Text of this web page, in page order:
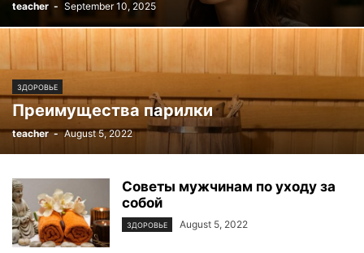
teacher - September 10, 2025
ЗДОРОВЬЕ
Преимущества парилки
teacher - August 5, 2022
Советы мужчинам по уходу за
собой
ЗДОРОВЬЕ August 5, 2022